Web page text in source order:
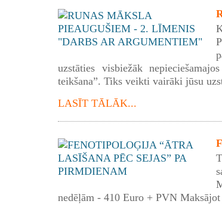
uzstāties visbiežāk
teikšana”. Tiks veikti vairāki jūsu
LASĪT TĀLĀK...
nedēļām - 410 Euro + PVN